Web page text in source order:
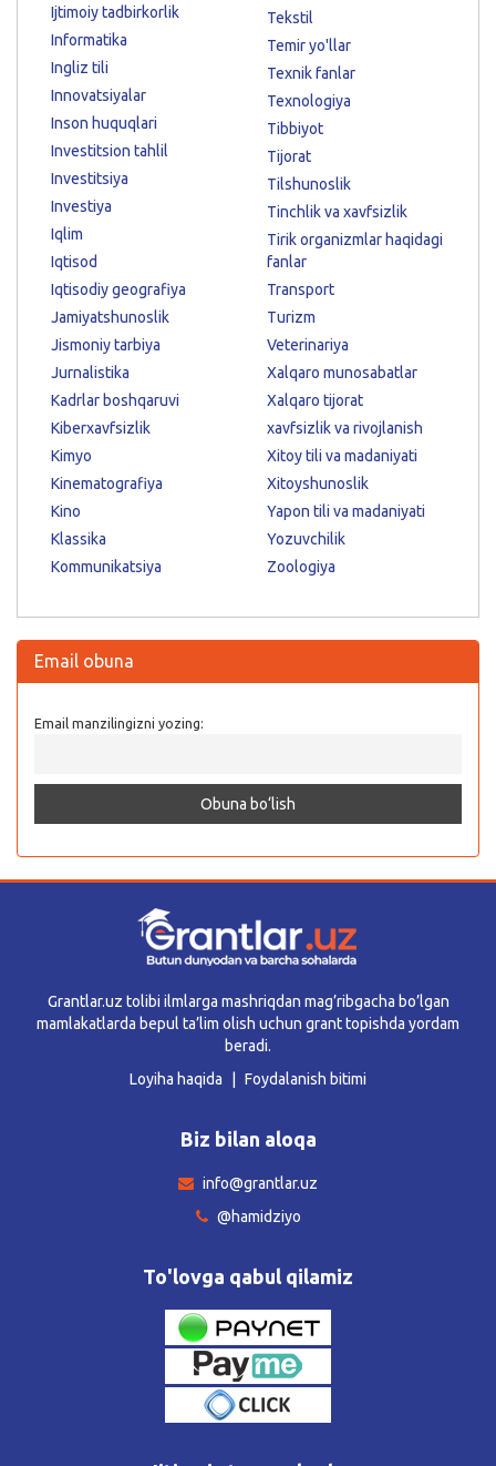
Ijtimoiy tadbirkorlik
Informatika
Ingliz tili
Innovatsiyalar
Inson huquqlari
Investitsion tahlil
Investitsiya
Investiya
Iqlim
Iqtisod
Iqtisodiy geografiya
Jamiyatshunoslik
Jismoniy tarbiya
Jurnalistika
Kadrlar boshqaruvi
Kiberxavfsizlik
Kimyo
Kinematografiya
Kino
Klassika
Kommunikatsiya
Tekstil
Temir yo'llar
Texnik fanlar
Texnologiya
Tibbiyot
Tijorat
Tilshunoslik
Tinchlik va xavfsizlik
Tirik organizmlar haqidagi
fanlar
Transport
Turizm
Veterinariya
Xalqaro munosabatlar
Xalqaro tijorat
xavfsizlik va rivojlanish
Xitoy tili va madaniyati
Xitoyshunoslik
Yapon tili va madaniyati
Yozuvchilik
Zoologiya
Email obuna
Email manzilingizni yozing:
Grantlar.uz tolibi ilmlarga mashriqdan mag’ribgacha bo’lgan
mamlakatlarda bepul ta’lim olish uchun grant topishda yordam
beradi.
Loyiha haqida
Foydalanish bitimi
Biz bilan aloqa
info@grantlar.uz
@hamidziyo
To'lovga qabul qilamiz